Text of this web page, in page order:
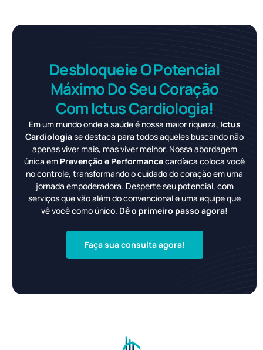
Desbloqueie O Potencial
Máximo Do Seu Coração
Com Ictus Cardiologia!
Em um mundo onde a saúde é nossa maior riqueza, Ictus
Cardiologiase destaca para todos aqueles buscando não
apenas viver mais, mas viver melhor. Nossa abordagem
única em Prevenção e Performancecardíaca coloca você
no controle, transformando o cuidado do coração em uma
jornada empoderadora. Desperte seu potencial, com
serviços que vão além do convencional e uma equipe que
vê você como único. Dê o primeiro passo agora!
Faça sua consulta agora!